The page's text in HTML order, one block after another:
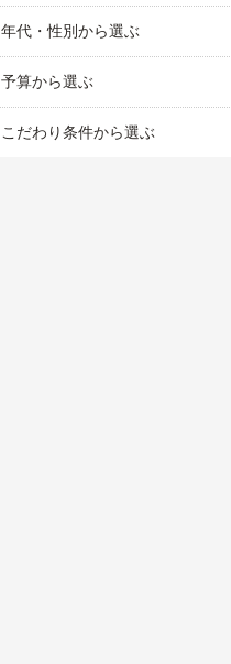
年代・性別から選ぶ
予算から選ぶ
こだわり条件から選ぶ